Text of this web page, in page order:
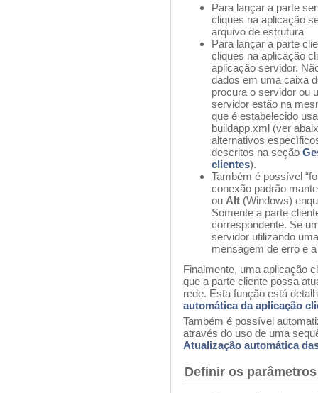
Para lançar a parte
cliques na aplicação
arquivo de estrutura
Para lançar a parte
cliques na aplicação
aplicação servidor.
dados em uma caixa
procura o servidor ou
servidor estão na
que é estabelecido
buildapp.xml (ver
alternativos
descritos na seção
clientes).
Também é possível
conexão padrão
ou Alt (Windows)
Somente a parte
correspondente. Se
servidor utilizando
mensagem de erro e
Finalmente, uma aplicação
que a parte cliente possa
rede. Esta função está
automática da aplicação
Também é possível
através do uso de uma
Atualização automática
Definir os